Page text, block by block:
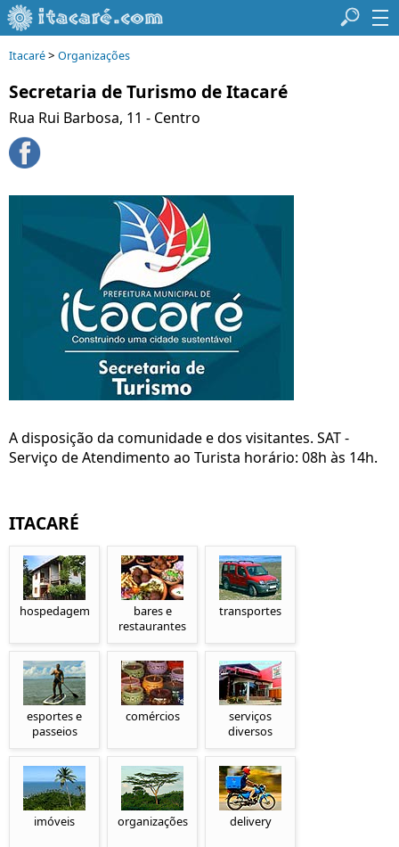
Itacaré> Organizações
Secretaria de Turismo de Itacaré
Rua Rui Barbosa, 11 - Centro
A disposição da comunidade e dos visitantes. SAT -
Serviço de Atendimento ao Turista horário: 08h às 14h.
ITACARÉ
hospedagem
bares e
restaurantes
transportes
esportes e
passeios
comércios
serviços
diversos
imóveis organizações delivery